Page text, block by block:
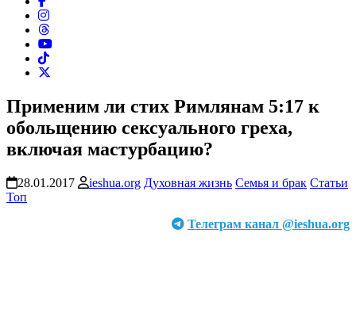
Применим ли стих Римлянам 5:17 к
обольщению сексуального греха,
включая мастурбацию?
28.01.2017 ieshua.org Духовная жизнь Семья и брак Статьи
Топ
Телеграм канал @ieshua.org